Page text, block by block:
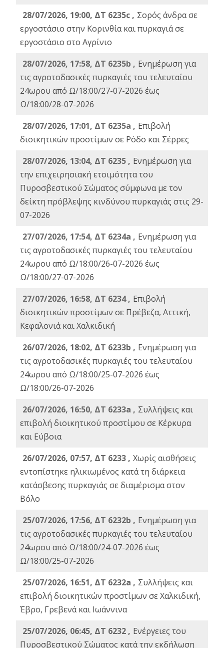
28/07/2026, 19:00, ΔΤ 6235c , Σορός άνδρα σε
εργοστάσιο στην Κορινθία και πυρκαγιά σε
εργοστάσιο στο Αγρίνιο
28/07/2026, 17:58, ΔΤ 6235b , Ενημέρωση για
τις αγροτοδασικές πυρκαγιές του τελευταίου
24ωρου από Ω/18:00/27-07-2026 έως
Ω/18:00/28-07-2026
28/07/2026, 17:01, ΔΤ 6235a , Eπιβολή
διοικητικών προστίμων σε Ρόδο και Σέρρες
28/07/2026, 13:04, ΔΤ 6235 , Ενημέρωση για
την επιχειρησιακή ετοιμότητα του
Πυροσβεστικού Σώματος σύμφωνα με τον
δείκτη πρόβλεψης κινδύνου πυρκαγιάς στις 29-
07-2026
27/07/2026, 17:54, ΔΤ 6234a , Ενημέρωση για
τις αγροτοδασικές πυρκαγιές του τελευταίου
24ωρου από Ω/18:00/26-07-2026 έως
Ω/18:00/27-07-2026
27/07/2026, 16:58, ΔΤ 6234 , Eπιβολή
διοικητικών προστίμων σε Πρέβεζα, Αττική,
Κεφαλονιά και Χαλκιδική
26/07/2026, 18:02, ΔΤ 6233b , Ενημέρωση για
τις αγροτοδασικές πυρκαγιές του τελευταίου
24ωρου από Ω/18:00/25-07-2026 έως
Ω/18:00/26-07-2026
26/07/2026, 16:50, ΔΤ 6233a , Συλλήψεις και
επιβολή διοικητικού προστίμου σε Κέρκυρα
και Εύβοια
26/07/2026, 07:57, ΔΤ 6233 , Χωρίς αισθήσεις
εντοπίστηκε ηλικιωμένος κατά τη διάρκεια
κατάσβεσης πυρκαγιάς σε διαμέρισμα στον
Βόλο
25/07/2026, 17:56, ΔΤ 6232b , Ενημέρωση για
τις αγροτοδασικές πυρκαγιές του τελευταίου
24ωρου από Ω/18:00/24-07-2026 έως
Ω/18:00/25-07-2026
25/07/2026, 16:51, ΔΤ 6232a , Συλλήψεις και
επιβολή διοικητικών προστίμων σε Χαλκιδική,
Έβρο, Γρεβενά και Ιωάννινα
25/07/2026, 06:45, ΔΤ 6232 , Ενέργειες του
Πυροσβεστικού Σώματος κατά την εκδήλωση